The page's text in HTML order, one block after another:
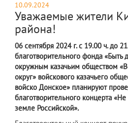
10.09.2024
Уважаемые жители
района!
06 сентября 2024 г. с 19.00 ч. до
благотворительного фонда «Быть
окружным казачьим обществом
округ» войскового казачьего
войско Донское» планируют
благотворительного концерта
земле Российской».